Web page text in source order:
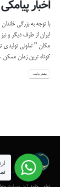
اخبار پیامکی
با توجه به بزرگی
ایران از طرف دیگر و
مکان " تعاونی تولیدی
کوتاه ترین زمان ممکن
بیشتر بدانید...